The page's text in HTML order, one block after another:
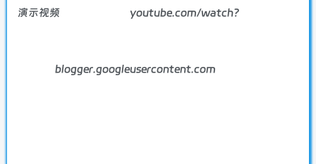
演示视频 youtube.com/watch?
blogger.googleusercontent.com